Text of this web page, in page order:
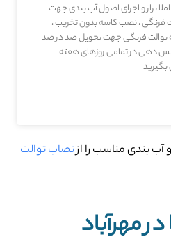
تراز و اجرای اصول آب بندی جهت
فرنگی ، نصب کاسه بدون تخریب ،
فرنگی جهت تحویل صد در صد
دهی در تمامی روزهای هفته
بگیرید
بندی مناسب را ازنصاب توالت
مهرآباد